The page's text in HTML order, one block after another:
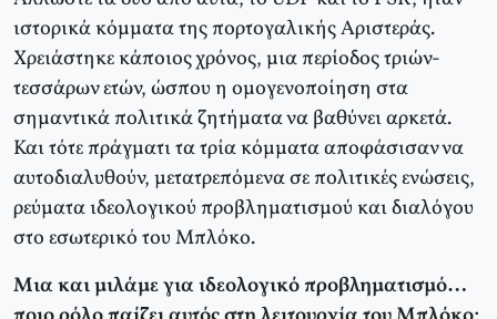
ιστορικά κόμματα της πορτογαλικής Αριστεράς.
Χρειάστηκε κάποιος χρόνος, μια περίοδος τριών-
τεσσάρων ετών, ώσπου η ομογενοποίηση στα
σημαντικά πολιτικά ζητήματα να βαθύνει αρκετά.
Και τότε πράγματι τα τρία κόμματα αποφάσισαν να
αυτοδιαλυθούν, μετατρεπόμενα σε πολιτικές ενώσεις,
ρεύματα ιδεολογικού προβληματισμού και διαλόγου
στο εσωτερικό του Μπλόκο.
Μια και μιλάμε για ιδεολογικό προβληματισμό…